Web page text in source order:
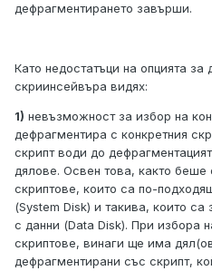
дефрагментирането завърши.
Като недостатъци на опцията
скриинсейвъра видях:
1) невъзможност за избор на
дефрагментира с конкретния
скрипт води до
дялове. Освен това, както беше
скриптове, които са по-
(System Disk) и такива, които
с данни (Data Disk). При избора
скриптове, винаги ще има
дефрагментирани със скрипт,